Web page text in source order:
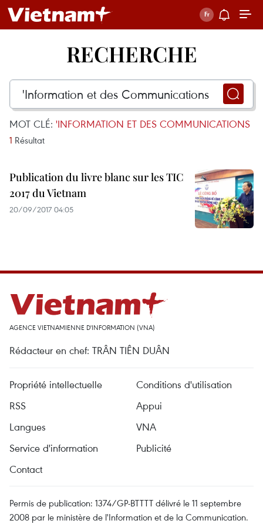
RECHERCHE
MOT CLÉ: 'INFORMATION ET DES COMMUNICATIONS
1 Résultat
Publication du livre blanc sur les TIC
2017 du Vietnam
20/09/2017 04:05
AGENCE VIETNAMIENNE D'INFORMATION (VNA)
Rédacteur en chef: TRÂN TIÊN DUÂN
Propriété intellectuelle
Conditions d'utilisation
RSS
Appui
Langues
VNA
Service d'information
Publicité
Contact
Permis de publication: 1374/GP-BTTTT délivré le 11 septembre
2008 par le ministère de l'Information et de la Communication.